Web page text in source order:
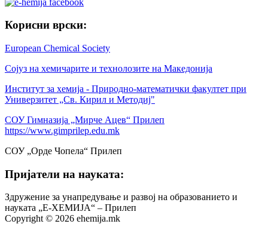
Корисни врски:
European Chemical Society
Сојуз на хемичарите и технолозите на Македонија
Институт за хемија - Природно-математички факултет при
Универзитет „Св. Кирил и Методиј"
СОУ Гимназија „Мирче Ацев“ Прилеп
https://www.gimprilep.edu.mk
СОУ „Орде Чопела“ Прилеп
Пријатели на науката:
Здружение за унапредување и развој на образованието и
науката „Е-ХЕМИЈА“ – Прилеп
Copyright © 2026 ehemija.mk